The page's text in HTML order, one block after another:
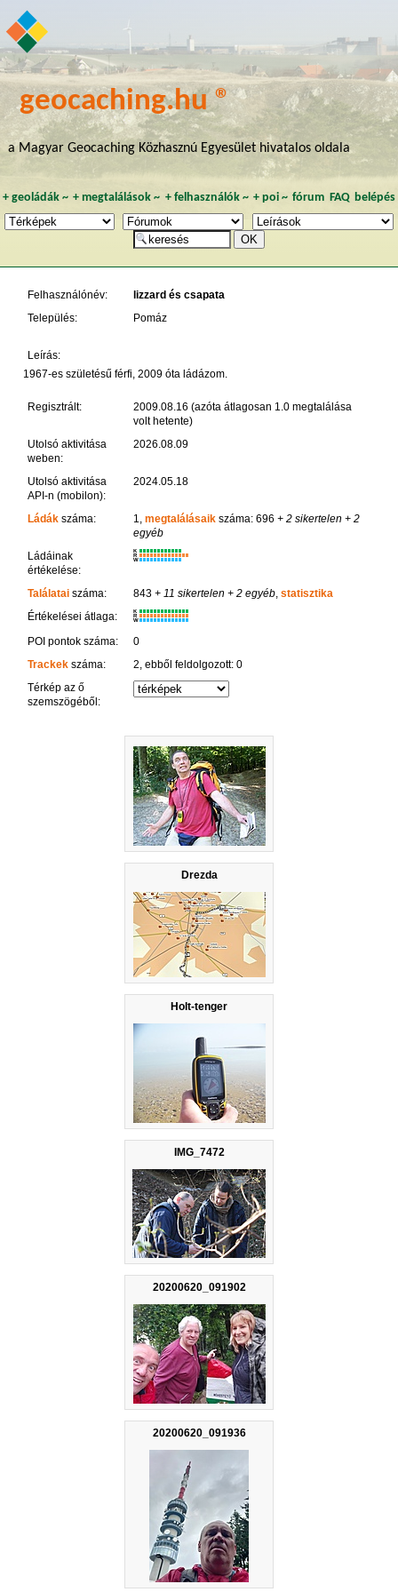
geocaching.hu ®
a Magyar Geocaching Közhasznú Egyesület hivatalos oldala
+ geoládák~ +megtalálások ~ + felhasználók~ + poi~ fórum FAQ belépés
Drezda
Holt-tenger
IMG_7472
20200620_091902
20200620_091936
Felhasználónév:
lizzard és csapata
Település:
Pomáz
Leírás:
1967-es születésű férfi, 2009 óta ládázom.
Regisztrált:
2009.08.16 (azóta átlagosan 1.0 megtalálása
volt hetente)
Utolsó aktivitása
weben:
2026.08.09
Utolsó aktivitása
API-n (mobilon):
2024.05.18
Ládákszáma: 1, megtalálásaikszáma: 696 + 2 sikertelen + 2
egyéb
Ládáinak
értékelése:
K
R
W
Találataiszáma: 843+ 11 sikertelen + 2 egyéb, statisztika
Értékelései átlaga:
K
R
W
POI pontok száma:
0
Trackekszáma:
2, ebből feldolgozott: 0
Térkép az ő
szemszögéből: